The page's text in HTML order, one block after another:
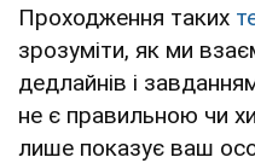
Проходження таких
зрозуміти, як ми
дедлайнів і
не є правильною чи
лише показує ваш